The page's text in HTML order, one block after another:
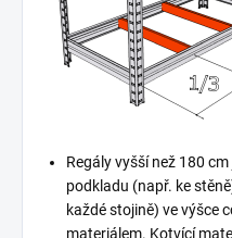
Regály vyšší než 180
podkladu (např. ke
každé stojině) ve výšce
materiálem. Kotvící